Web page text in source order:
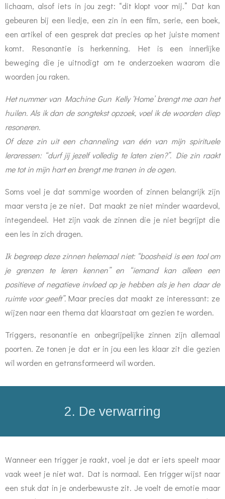
lichaam, alsof iets in jou zegt: “dit klopt voor mij.” Dat kan
gebeuren bij een liedje, een zin in een film, serie, een boek,
een artikel of een gesprek dat precies op het juiste moment
komt. Resonantie is herkenning. Het is een innerlijke
beweging die je uitnodigt om te onderzoeken waarom die
woorden jou raken.
Het nummer van Machine Gun Kelly ‘Home’ brengt me aan het
huilen. Als ik dan de songtekst opzoek, voel ik de woorden diep
resoneren.
Of deze zin uit een channeling van één van mijn spirituele
leraressen: “durf jij jezelf volledig te laten zien?”. Die zin raakt
me tot in mijn hart en brengt me tranen in de ogen.
Soms voel je dat sommige woorden of zinnen belangrijk zijn
maar versta je ze niet. Dat maakt ze niet minder waardevol,
integendeel. Het zijn vaak de zinnen die je niet begrijpt die
een les in zich dragen.
Ik begreep deze zinnen helemaal niet: “boosheid is een tool om
je grenzen te leren kennen” en “iemand kan alleen een
positieve of negatieve invloed op je hebben als je hen daar de
ruimte voor geeft”. Maar precies dat maakt ze interessant: ze
wijzen naar een thema dat klaarstaat om gezien te worden.
Triggers, resonantie en onbegrijpelijke zinnen zijn allemaal
poorten. Ze tonen je dat er in jou een les klaar zit die gezien
wil worden en getransformeerd wil worden.
2. De verwarring
Wanneer een trigger je raakt, voel je dat er iets speelt maar
vaak weet je niet wat. Dat is normaal. Een trigger wijst naar
een stuk dat in je onderbewuste zit. Je voelt de emotie maar